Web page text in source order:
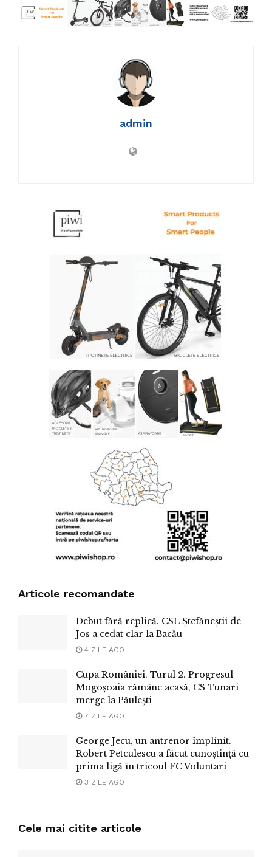
admin
Articole recomandate
Debut fără replică. CSL Ștefăneștii de
Jos a cedat clar la Bacău
4 ZILE AGO
Cupa României, Turul 2. Progresul
Mogoșoaia rămâne acasă, CS Tunari
merge la Păulești
7 ZILE AGO
George Jecu, un antrenor împlinit.
Robert Petculescu a făcut cunoștință cu
prima ligă în tricoul FC Voluntari
3 ZILE AGO
Cele mai citite articole